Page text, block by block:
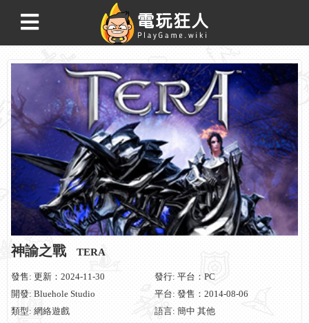
神諭之戰 TERA
發售: 更新：2024-11-30
發行: 平台：PC
開發: Bluehole Studio
平台: 發售：2014-08-06
類型: 網絡遊戲
語言: 簡中 其他